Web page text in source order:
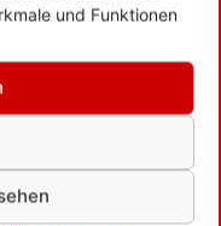
und Funktionen